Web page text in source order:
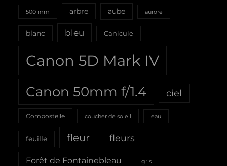
500 mm arbre aube aurore
blanc bleu Canicule
Canon 5D Mark IV
Canon 50mm f/1.4 ciel
Compostelle coucher de soleil eau
feuille fleur fleurs
Forêt de Fontainebleau gris